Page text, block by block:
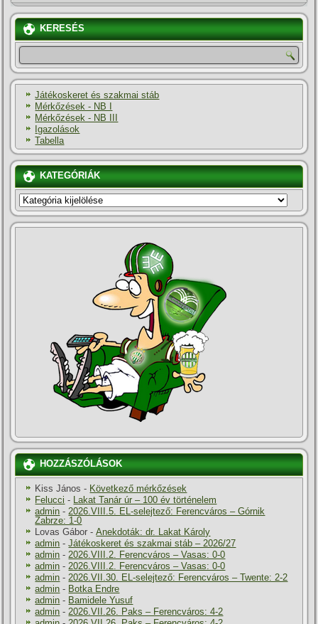
KERESÉS
Játékoskeret és szakmai stáb
Mérkőzések - NB I
Mérkőzések - NB III
Igazolások
Tabella
KATEGÓRIÁK
KATEGÓRIÁK
HOZZÁSZÓLÁSOK
Kiss János - Következő mérkőzések
Felucci -
Lakat Tanár úr – 100 év történelem
admin - 2026.VIII.5. EL-selejtező: Ferencváros – Górnik
Zabrze: 1-0
Lovas Gábor -Anekdoták: dr. Lakat Károly
admin -Játékoskeret és szakmai stáb – 2026/27
admin - 2026.VIII.2. Ferencváros – Vasas: 0-0
admin - 2026.VIII.2. Ferencváros – Vasas: 0-0
admin - 2026.VII.30. EL-selejtező: Ferencváros – Twente: 2-2
admin - Botka Endre
admin - Bamidele Yusuf
admin - 2026.VII.26. Paks – Ferencváros: 4-2